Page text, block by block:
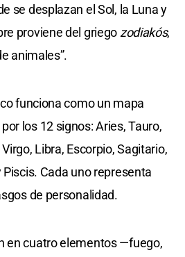
se desplazan el Sol, la Luna y
proviene del griego zodiakós,
animales”.
funciona como un mapa
los 12 signos: Aries, Tauro,
Libra, Escorpio, Sagitario,
Cada uno representa
de personalidad.
en cuatro elementos —fuego,